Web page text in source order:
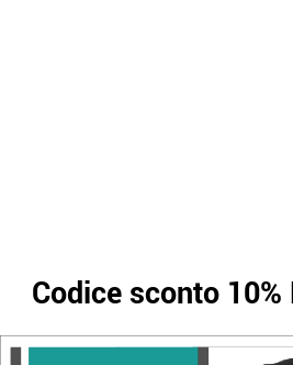
Codice sconto